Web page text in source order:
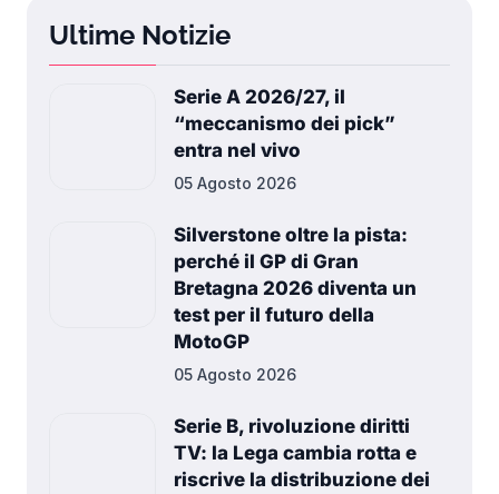
Ultime Notizie
Serie A 2026/27, il
“meccanismo dei pick”
entra nel vivo
05 Agosto 2026
Silverstone oltre la pista:
perché il GP di Gran
Bretagna 2026 diventa un
test per il futuro della
MotoGP
05 Agosto 2026
Serie B, rivoluzione diritti
TV: la Lega cambia rotta e
riscrive la distribuzione dei